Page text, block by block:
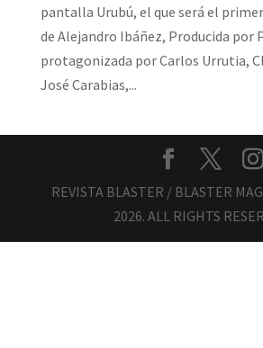
pantalla Urubú, el que será el
de Alejandro Ibáñez, Producida por
protagonizada por Carlos Urrutia,
José Carabias,...
REVISTA BLASTER / BLASTER
2026. ALL RIGHTS